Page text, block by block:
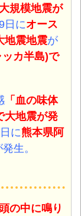
規模地震が
日にオース
地震地震が
カ半島)で
「血の味体
大地震が発
に熊本県阿
生。
の中に鳴り